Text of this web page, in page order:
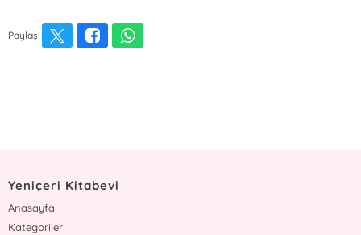
Paylaş
Yeniçeri Kitabevi
Anasayfa
Kategoriler